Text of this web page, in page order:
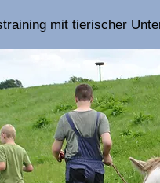
mit tierischer